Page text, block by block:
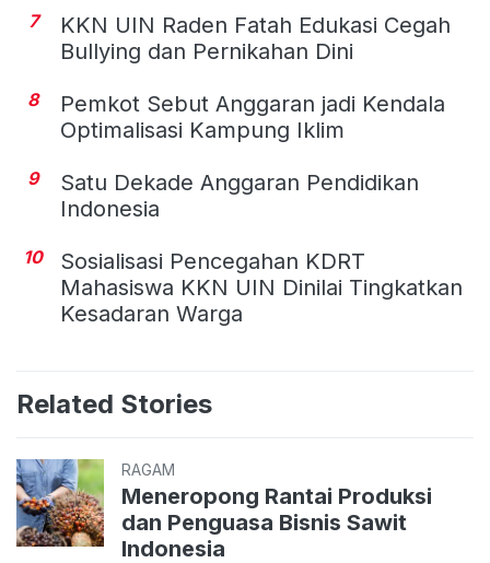
7
KKN UIN Raden Fatah Edukasi Cegah
Bullying dan Pernikahan Dini
8
Pemkot Sebut Anggaran jadi Kendala
Optimalisasi Kampung Iklim
9
Satu Dekade Anggaran Pendidikan
Indonesia
10
Sosialisasi Pencegahan KDRT
Mahasiswa KKN UIN Dinilai Tingkatkan
Kesadaran Warga
Related Stories
RAGAM
Meneropong Rantai Produksi
dan Penguasa Bisnis Sawit
Indonesia